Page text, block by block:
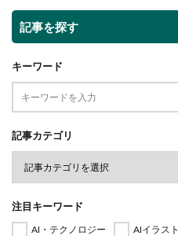
記事を探す
キーワード
記事カテゴリ
注目キーワード
AI・テクノロジー AIイラスト